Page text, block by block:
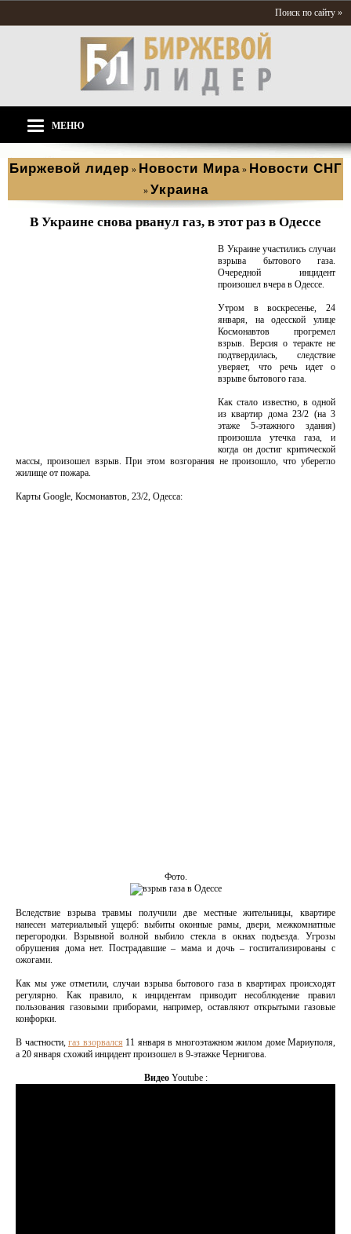
Поиск по сайту »
МЕНЮ
Биржевой лидер » Новости Мира » Новости СНГ
» Украина
В Украине снова рванул газ, в этот раз в Одессе
В Украине участились случаи
взрыва бытового газа.
Очередной инцидент
произошел вчера в Одессе.
Утром в воскресенье, 24
января, на одесской улице
Космонавтов прогремел
взрыв. Версия о теракте не
подтвердилась, следствие
уверяет, что речь идет о
взрыве бытового газа.
Как стало известно, в одной
из квартир дома 23/2 (на 3
этаже 5-этажного здания)
произошла утечка газа, и
когда он достиг критической
массы, произошел взрыв. При этом возгорания не произошло, что уберегло
жилище от пожара.
Карты Google, Космонавтов, 23/2, Одесса:
Фото.
Вследствие взрыва травмы получили две местные жительницы, квартире
нанесен материальный ущерб: выбиты оконные рамы, двери, межкомнатные
перегородки. Взрывной волной выбило стекла в окнах подъезда. Угрозы
обрушения дома нет. Пострадавшие – мама и дочь – госпитализированы с
ожогами.
Как мы уже отметили, случаи взрыва бытового газа в квартирах происходят
регулярно. Как правило, к инцидентам приводит несоблюдение правил
пользования газовыми приборами, например, оставляют открытыми газовые
конфорки.
В частности, газ взорвался 11 января в многоэтажном жилом доме Мариуполя,
а 20 января схожий инцидент произошел в 9-этажке Чернигова.
ВидеоYoutube :